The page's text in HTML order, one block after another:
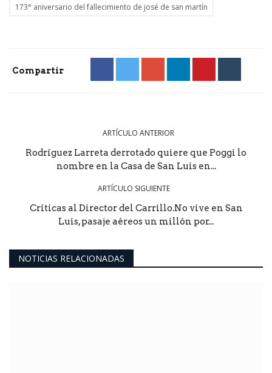
173° aniversario del fallecimiento de josé de san martín
Compartir
ARTÍCULO ANTERIOR
Rodríguez Larreta derrotado quiere que Poggi lo
nombre en la Casa de San Luis en...
ARTÍCULO SIGUIENTE
Críticas al Director del Carrillo.No vive en San
Luis, pasaje aéreos un millón por...
NOTICIAS RELACIONADAS